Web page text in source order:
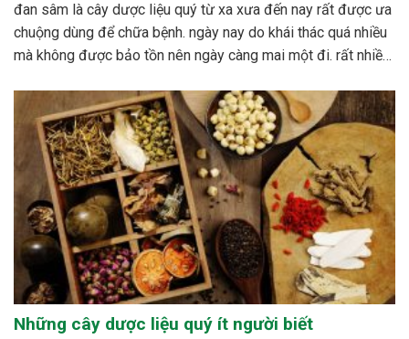
đan sâm là cây dược liệu quý từ xa xưa đến nay rất được ưa
chuộng dùng để chữa bệnh. ngày nay do khái thác quá nhiều
mà không được bảo tồn nên ngày càng mai một đi. rất nhiều
Những cây dược liệu quý ít người biết